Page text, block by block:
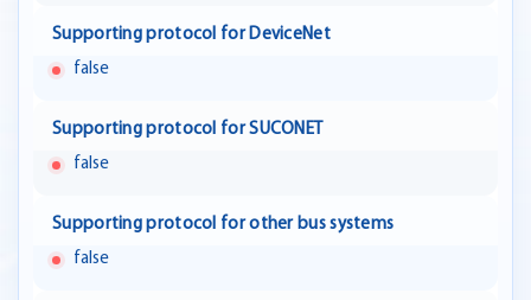
Supporting protocol for DeviceNet
false
Supporting protocol for SUCONET
false
Supporting protocol for other bus systems
false